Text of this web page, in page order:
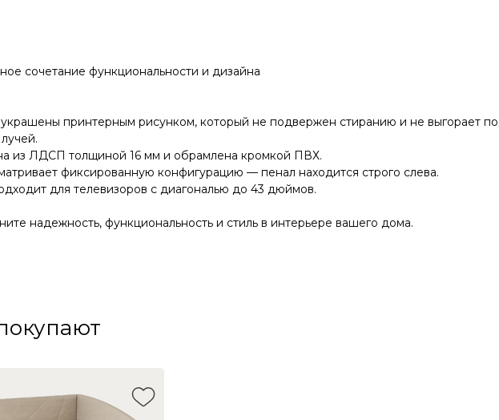
сочетание функциональности и дизайна
принтерным рисунком, который не подвержен стиранию и не выгорает
из ЛДСП толщиной 16 мм и обрамлена кромкой ПВХ.
фиксированную конфигурацию — пенал находится строго слева.
для телевизоров с диагональю до 43 дюймов.
надежность, функциональность и стиль в интерьере вашего дома.